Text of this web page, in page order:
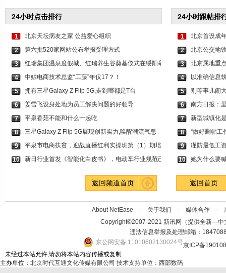
24小时点击排行
1
北京天坛病友之家 公益爱心组织
2
第六批520家网站公布举报受理方式
3
红瑞集团温泉度假城、红瑞养生谷奠基仪式在绥阳举
4
中鲸电商技术总监“工藤”年仅17？！
5
拥有三星Galaxy Z Flip 5G,走到哪都是T台
6
姜雪飞设身处地为员工解决问题的好领导
7
平泉香菇不能和什么一起吃
8
三星Galaxy Z Flip 5G展现创新实力,唤醒潮流气息
9
平泉市电商扶贫，迎战直播红利实操班第（1）期培
10
新日行业首发《智能化白皮书》，电动车行业规范已
24小时跟帖排
1
北京首设成
2
北京公交地
3
北京属地重
4
以准确信息
5
别等事儿闹
6
南方日报：
7
新型城镇化
8
“做好删帖工
9
谨防最低工
10
她为什么要
返回频道首页 返回首页
About NetEase - 关于我们 - 媒体合作 -
Copyright©2007-2021 新讯网（提供全新—中
违法信息举报及处理邮箱：
京公网安备 11010602130024号京ICP备
未经过本站允许,请勿将本站内容传播或复制
主办单位： 北京时代互通文化传媒有限公司 技术支持单位：西部数码